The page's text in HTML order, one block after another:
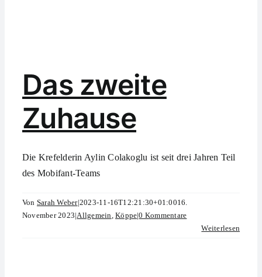
Das zweite
Zuhause
Die Krefelderin Aylin Colakoglu ist seit drei Jahren Teil
des Mobifant-Teams
Von Sarah Weber|2023-11-16T12:21:30+01:0016.
November 2023|Allgemein,Köppe|0 Kommentare
Weiterlesen